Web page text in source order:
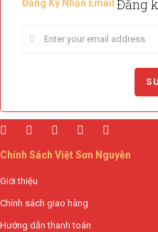
Đăng Ký Nhận Email Đăng
Chính Sách Việt Sơn Nguyễn
Giới thiệu
Chính sách giao hàng
Hướng dẫn thanh toán